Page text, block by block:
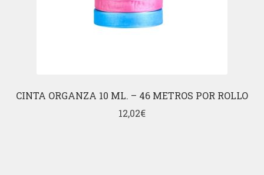
CINTA ORGANZA 10 ML. – 46 METROS POR ROLLO
12,02€